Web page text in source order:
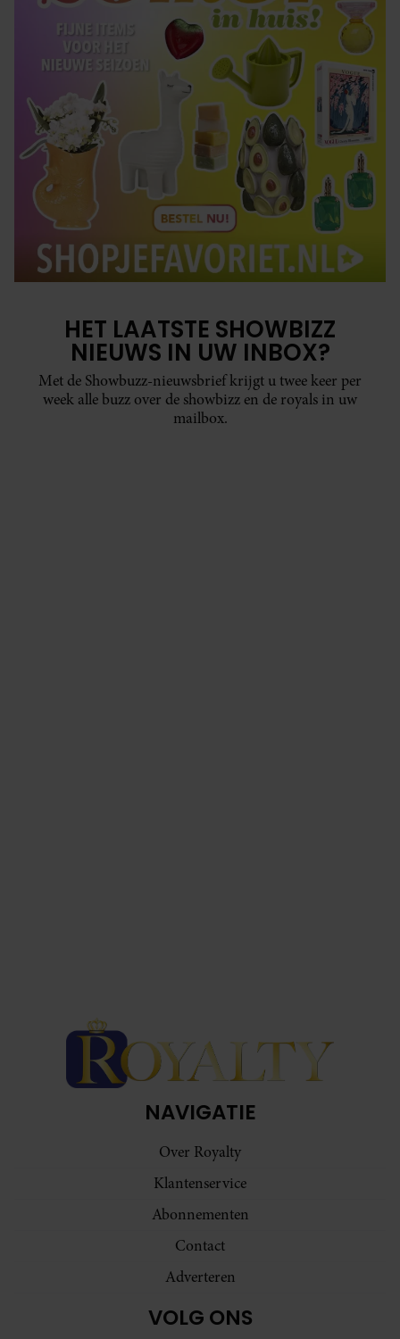
HET LAATSTE SHOWBIZZ
NIEUWS IN UW INBOX?
Met de Showbuzz-nieuwsbrief krijgt u twee keer per
week alle buzz over de showbizz en de royals in uw
mailbox.
NAVIGATIE
Over Royalty
Klantenservice
Abonnementen
Contact
Adverteren
VOLG ONS